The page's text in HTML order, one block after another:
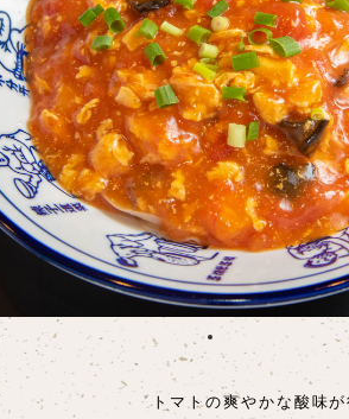
トマトの爽やかな酸味